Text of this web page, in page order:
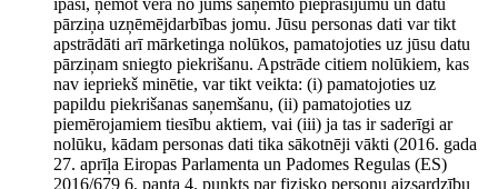
īpaši, ņemot vērā no jums saņemto pieprasījumu un datu
pārziņa uzņēmējdarbības jomu. Jūsu personas dati var tikt
apstrādāti arī mārketinga nolūkos, pamatojoties uz jūsu datu
pārziņam sniegto piekrišanu. Apstrāde citiem nolūkiem, kas
nav iepriekš minētie, var tikt veikta: (i) pamatojoties uz
papildu piekrišanas saņemšanu, (ii) pamatojoties uz
piemērojamiem tiesību aktiem, vai (iii) ja tas ir saderīgi ar
nolūku, kādam personas dati tika sākotnēji vākti (2016. gada
27. aprīļa Eiropas Parlamenta un Padomes Regulas (ES)
2016/679 6. panta 4. punkts par fizisko personu aizsardzību